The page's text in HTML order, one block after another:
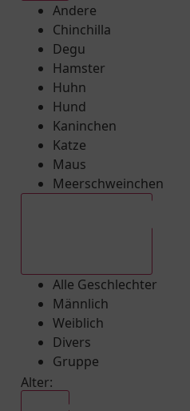
Andere
Chinchilla
Degu
Hamster
Huhn
Hund
Kaninchen
Katze
Maus
Meerschweinchen
Alle Geschlechter
Männlich
Weiblich
Divers
Gruppe
Alter: